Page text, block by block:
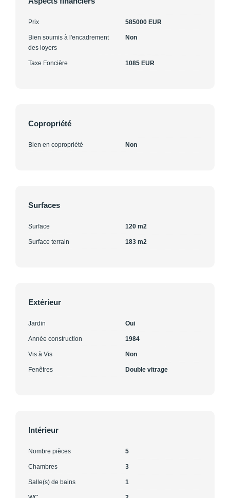
Prix 585000 EUR
Bien soumis à l'encadrement
des loyers
Non
Taxe Foncière 1085 EUR
Copropriété
Bien en copropriété Non
Surfaces
Surface 120 m2
Surface terrain 183 m2
Extérieur
Jardin Oui
Année construction 1984
Vis à Vis Non
Fenêtres Double vitrage
Intérieur
Nombre pièces 5
Chambres 3
Salle(s) de bains 1